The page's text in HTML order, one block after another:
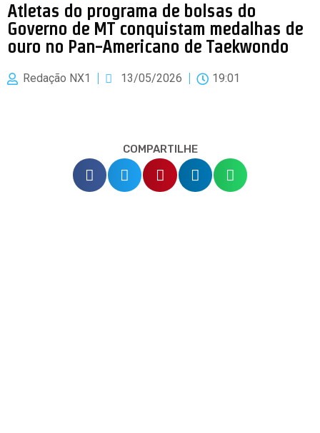
Atletas do programa de bolsas do
Governo de MT conquistam medalhas de
ouro no Pan-Americano de Taekwondo
Redação NX1 13/05/2026 19:01
COMPARTILHE